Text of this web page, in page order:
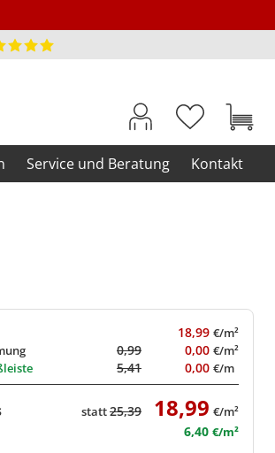
Service und Beratung Kontakt
18,99 €/m²
0,99 0,00 €/m²
5,41 0,00 €/m
statt25,39 18,99 €/m²
6,40 €/m²